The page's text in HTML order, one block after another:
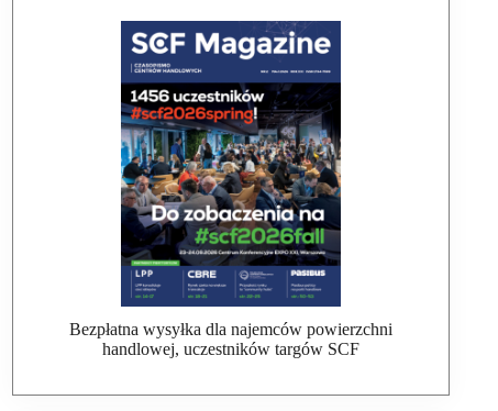
Bezpłatna wysyłka dla najemców powierzchni
handlowej, uczestników targów SCF